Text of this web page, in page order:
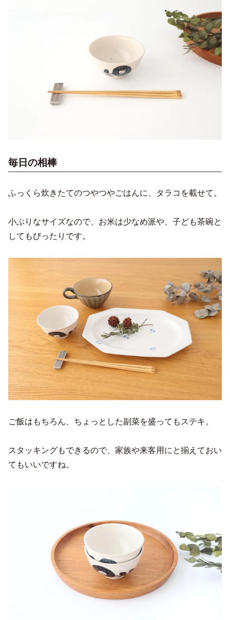
毎日の相棒
ふっくら炊きたてのつやつやごはんに、タラコを載せて。
小ぶりなサイズなので、お米は少なめ派や、子ども茶碗と
してもぴったりです。
ご飯はもちろん、ちょっとした副菜を盛ってもステキ。
スタッキングもできるので、家族や来客用にと揃えておい
てもいいですね。